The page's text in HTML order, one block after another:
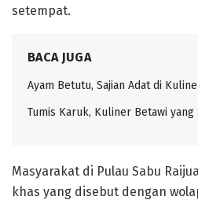
setempat.
BACA JUGA
Ayam Betutu, Sajian Adat di
Tumis Karuk, Kuliner Betawi yang
‎Masyarakat di Pulau Sabu
khas yang disebut dengan